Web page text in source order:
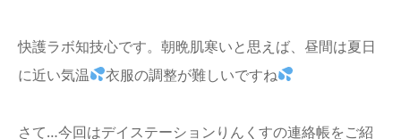
快護ラボ知技心です。朝晩肌寒いと思えば、昼間は夏日
に近い気温
衣服の調整が難しいですね
さて…今回はデイステーションりんくすの連絡帳をご紹